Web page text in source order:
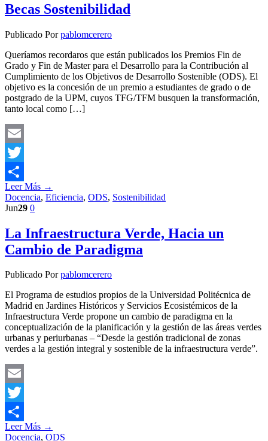
Becas Sostenibilidad
Publicado Porpablomcerero
Queríamos recordaros que están publicados los Premios Fin de
Grado y Fin de Master para el Desarrollo para la Contribución al
Cumplimiento de los Objetivos de Desarrollo Sostenible (ODS). El
objetivo es la concesión de un premio a estudiantes de grado o de
postgrado de la UPM, cuyos TFG/TFM busquen la transformación,
tanto local como […]
Email
Twitter
Compartir
Leer Más →
Docencia, Eficiencia, ODS, Sostenibilidad
Jun29 0
La Infraestructura Verde, Hacia un
Cambio de Paradigma
Publicado Porpablomcerero
El Programa de estudios propios de la Universidad Politécnica de
Madrid en Jardines Históricos y Servicios Ecosistémicos de la
Infraestructura Verde propone un cambio de paradigma en la
conceptualización de la planificación y la gestión de las áreas verdes
urbanas y periurbanas – “Desde la gestión tradicional de zonas
verdes a la gestión integral y sostenible de la infraestructura verde”.
Email
Twitter
Compartir
Leer Más →
Docencia, ODS